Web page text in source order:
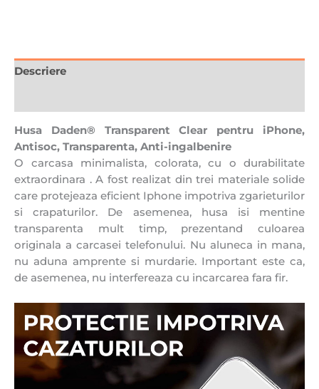
Descriere
Husa Daden® Transparent Clear pentru iPhone,
Antisoc, Transparenta, Anti-ingalbenire
O carcasa minimalista, colorata, cu o durabilitate
extraordinara . A fost realizat din trei materiale solide
care protejeaza eficient Iphone impotriva zgarieturilor
si crapaturilor. De asemenea, husa isi mentine
transparenta mult timp, prezentand culoarea
originala a carcasei telefonului. Nu aluneca in mana,
nu aduna amprente si murdarie. Important este ca,
de asemenea, nu interfereaza cu incarcarea fara fir.